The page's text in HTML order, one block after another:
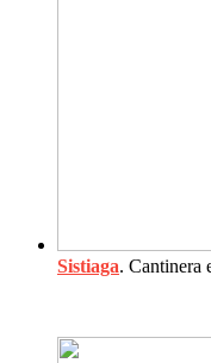
Sistiaga. Cantinera